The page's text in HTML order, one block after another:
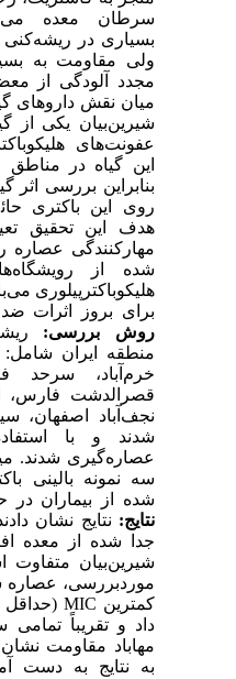
سرطان معده
بسیاری در ریشه‌کنی
ولی مقاومت به
مجدد آلودگی از
میان نقش داروهای
شیرین‌بیان یکی از
عفونت‌های
این گیاه در مناطق
بنابراین بررسی اثر
روی این باکتری
هدف این تحقیق
مهارکنندگی عصاره
شده از
هلیکوباکترپیلوری
برای بروز اثرات ضد
روش بررسی:
منطقه ایران شامل:
خرم‌آباد، سرحد
قصرالدشت فارس،
نجف‌آباد اصفهان،
سه نمونه بالینی
شده از بیماران در
نتایج:نتایج نشان دادند
جدا شده از معده
شیرین‌بیان متفاوت
موردبررسی، عصاره
داد و تقریباً تمامی
مهاباد مقاومت نشان